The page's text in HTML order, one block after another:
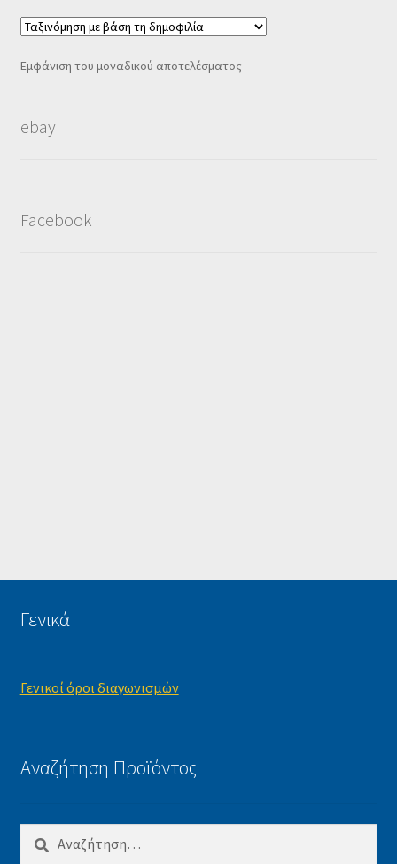
Εμφάνιση του μοναδικού αποτελέσματος
ebay
Facebook
Γενικά
Γενικοί όροι διαγωνισμών
Αναζήτηση Προϊόντος
Αναζήτηση